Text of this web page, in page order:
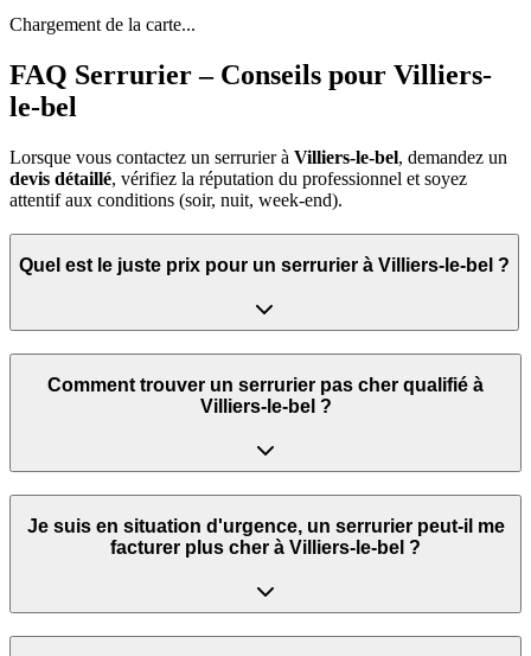
Chargement de la carte...
FAQ Serrurier – Conseils pour Villiers-
le-bel
Lorsque vous contactez un serrurier à Villiers-le-bel, demandez un
devis détaillé, vérifiez la réputation du professionnel et soyez
attentif aux conditions (soir, nuit, week‑end).
Quel est le juste prix pour un serrurier à Villiers-le-bel ?
Comment trouver un serrurier pas cher qualifié à
Villiers-le-bel ?
Je suis en situation d'urgence, un serrurier peut‑il me
facturer plus cher à Villiers-le-bel ?